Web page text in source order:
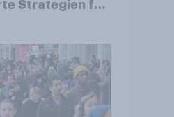
Strategien für